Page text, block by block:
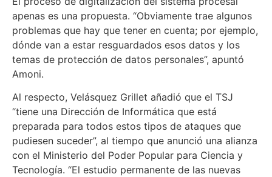
apenas es una propuesta. “Obviamente trae algunos
problemas que hay que tener en cuenta; por ejemplo,
dónde van a estar resguardados esos datos y los
temas de protección de datos personales”, apuntó
Amoni.
Al respecto, Velásquez Grillet añadió que el TSJ
“tiene una Dirección de Informática que está
preparada para todos estos tipos de ataques que
pudiesen suceder”, al tiempo que anunció una alianza
con el Ministerio del Poder Popular para Ciencia y
Tecnología. “El estudio permanente de las nuevas